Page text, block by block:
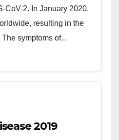
CoV-2. In January 2020,
resulting in the
symptoms of...
2019